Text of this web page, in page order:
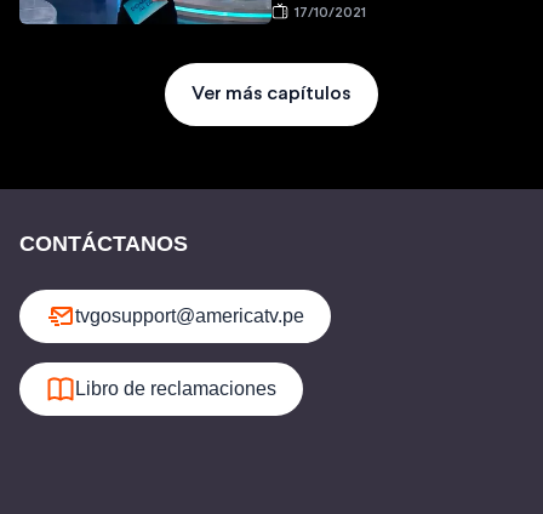
17/10/2021
Ver más capítulos
CONTÁCTANOS
tvgosupport@americatv.pe
Libro de reclamaciones